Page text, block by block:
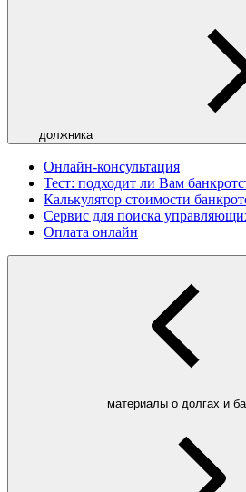
должника
Онлайн-консультация
Тест: подходит ли Вам
Калькулятор стоимости
Сервис для поиска
Оплата онлайн
материалы о долгах и